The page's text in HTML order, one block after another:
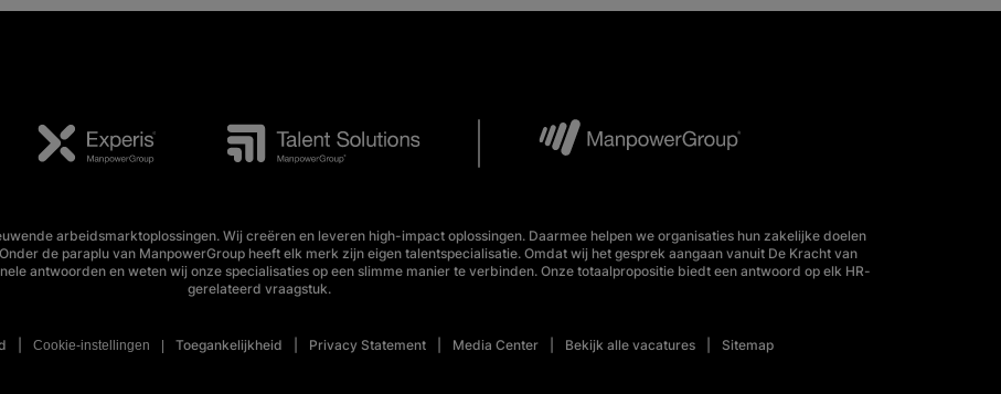
arbeidsmarktoplossingen. Wij creëren en leveren high-impact oplossingen. Daarmee helpen we organisaties hun zakelijke doelen
de paraplu van ManpowerGroup heeft elk merk zijn eigen talentspecialisatie. Omdat wij het gesprek aangaan vanuit De Kracht van
antwoorden en weten wij onze specialisaties op een slimme manier te verbinden. Onze totaalpropositie biedt een antwoord op elk HR-
gerelateerd vraagstuk.
Cookie-instellingen Toegankelijkheid Privacy Statement Media Center Bekijk alle vacatures Sitemap